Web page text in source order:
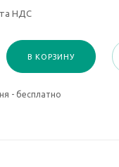
НДС
В КОРЗИНУ
- бесплатно